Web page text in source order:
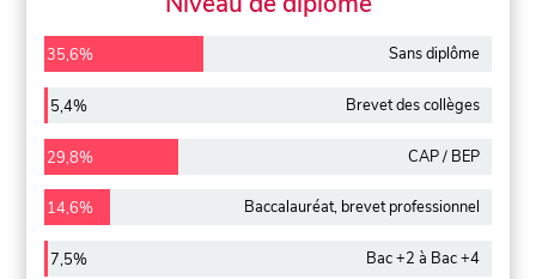
35,6% Sans diplôme
5,4% Brevet des collèges
29,8% CAP / BEP
14,6% Baccalauréat, brevet professionnel
7,5% Bac +2 à Bac +4